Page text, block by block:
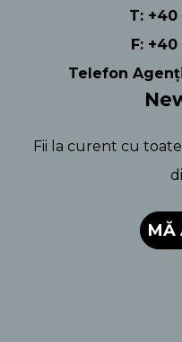
T: +40
F: +40
Telefon
Fii la curent cu
MĂ